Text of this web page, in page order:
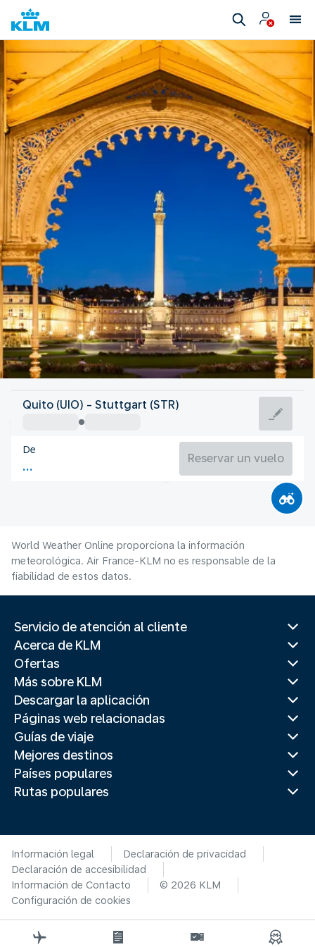
Alemania
Stuttgart
Alemania
Duración del vuelo
Quito (UIO) - Stuttgart (STR)
De
Reservar un vuelo
World Weather Online proporciona la información
meteorológica. Air France-KLM no es responsable de la
fiabilidad de estos datos.
Servicio de atención al cliente
Acerca de KLM
Ofertas
Más sobre KLM
Descargar la aplicación
Páginas web relacionadas
Guías de viaje
Mejores destinos
Países populares
Rutas populares
Información legal
Declaración de privacidad
Declaración de accesibilidad
Información de Contacto
© 2026 KLM
Configuración de cookies